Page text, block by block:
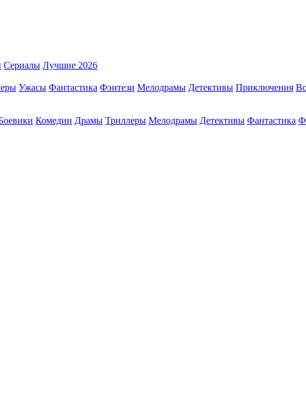
Сериалы Лучшие 2026
Ужасы Фантастика Фэнтези Мелодрамы Детективы Приключения
Комедии Драмы Триллеры Мелодрамы Детективы Фантастика